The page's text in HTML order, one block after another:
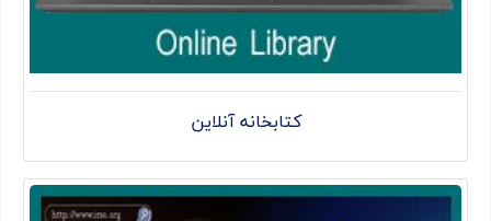
کتابخانه آنلاین